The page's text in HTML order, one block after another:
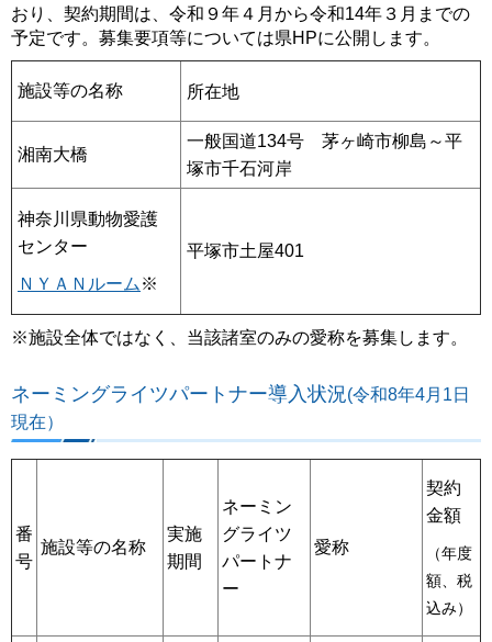
おり、契約期間は、令和９年４月から令和14年３月までの
予定です。募集要項等については県HPに公開します。
施設等の名称 所在地
湘南大橋
一般国道134号 茅ヶ崎市柳島～平
塚市千石河岸
神奈川県動物愛護
センター
ＮＹＡＮルーム※
平塚市土屋401
※施設全体ではなく、当該諸室のみの愛称を募集します。
ネーミングライツパートナー導入状況(令和8年4月1日
現在）
番
号
施設等の名称
実施
期間
ネーミン
グライツ
パートナ
ー
愛称
契約
金額
（年度
額、税
込み）